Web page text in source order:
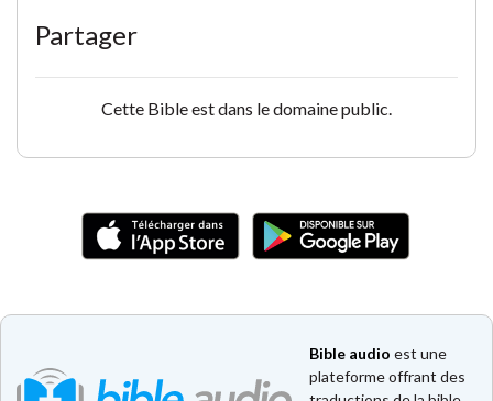
Partager
Cette Bible est dans le domaine public.
Bible audio est une
plateforme offrant des